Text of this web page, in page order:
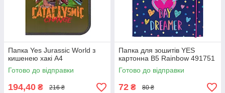
Папка Yes Jurassic World з
кишенею хакі A4
Готово до відправки
194,40 ₴ 216 ₴
Папка для зошитів YES
картонна В5 Rainbow 491751
Готово до відправки
72 ₴ 80 ₴